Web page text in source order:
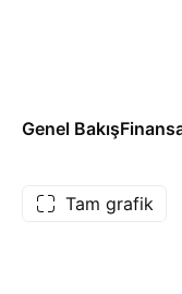
Genel Bakış
Tam grafik